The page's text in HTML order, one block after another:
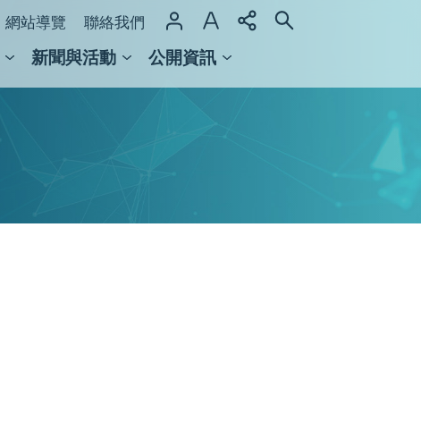
網站導覽 聯絡我們
新聞與活動 公開資訊